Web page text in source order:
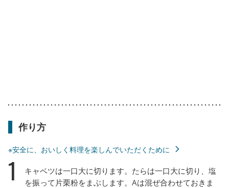
作り方
※安全に、おいしく料理を楽しんでいただくために
1
キャベツは一口大に切ります。たらは一口大に切り、塩
を振って片栗粉をまぶします。Aは混ぜ合わせておきま